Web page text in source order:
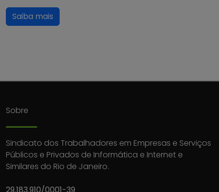
Saiba mais
Sobre
Sindicato dos Trabalhadores em Empresas e Serviços
Públicos e Privados de Informática e Internet e
Similares do Rio de Janeiro.